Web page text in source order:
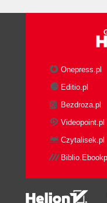
Onepress.pl
Editio.pl
Bezdroza.pl
Videopoint.pl
Czytalisek.pl